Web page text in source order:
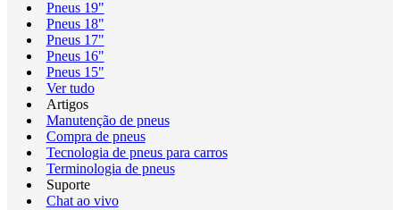
Pneus 19"
Pneus 18"
Pneus 17"
Pneus 16"
Pneus 15"
Ver tudo
Artigos
Manutenção de pneus
Compra de pneus
Tecnologia de pneus para carros
Terminologia de pneus
Suporte
Chat ao vivo